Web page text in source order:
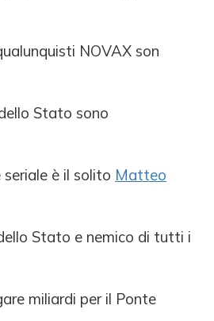
NOVAX son
Stato sono
è il solito Matteo
Stato e nemico di tutti i
miliardi per il Ponte